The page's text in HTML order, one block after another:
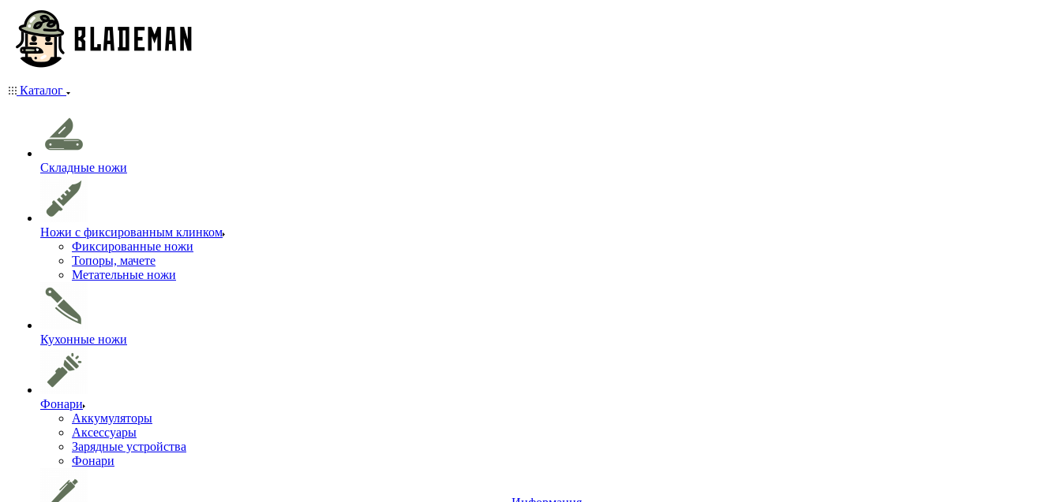
Каталог
Складные ножи
Ножи с фиксированным клинком
Фиксированные ножи
Топоры, мачете
Метательные ножи
Кухонные ножи
Фонари
Аккумуляторы
Аксессуары
Зарядные устройства
Фонари